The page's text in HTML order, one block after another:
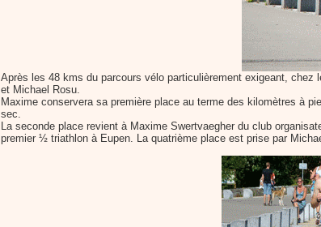
Après les 48 kms du parcours vélo particulièrement exigeant,
et Michael Rosu.
Maxime conservera sa première place au terme des kilomètres à
sec.
La seconde place revient à Maxime Swertvaegher du club
premier ½ triathlon à Eupen. La quatrième place est prise par